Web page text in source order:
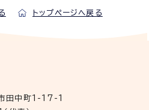
トップページへ戻る
田中町1-17-1